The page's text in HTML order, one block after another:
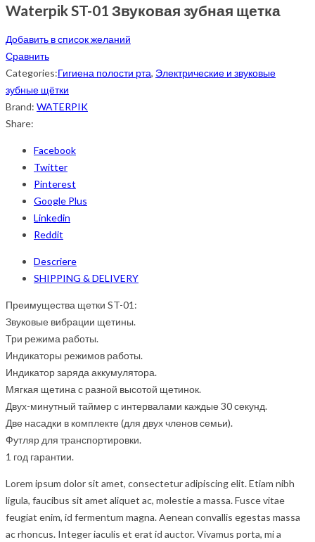
Waterpik ST-01 Звуковая зубная щетка
Добавить в список желаний
Сравнить
Categories:Гигиена полости рта, Электрические и звуковые
зубные щётки
Brand: WATERPIK
Share:
Facebook
Twitter
Pinterest
Google Plus
Linkedin
Reddit
Descriere
SHIPPING & DELIVERY
Преимущества щетки ST-01:
Звуковые вибрации щетины.
Три режима работы.
Индикаторы режимов работы.
Индикатор заряда аккумулятора.
Мягкая щетина с разной высотой щетинок.
Двух-минутный таймер с интервалами каждые 30 секунд.
Две насадки в комплекте (для двух членов семьи).
Футляр для транспортировки.
1 год гарантии.
Lorem ipsum dolor sit amet, consectetur adipiscing elit. Etiam nibh
ligula, faucibus sit amet aliquet ac, molestie a massa. Fusce vitae
feugiat enim, id fermentum magna. Aenean convallis egestas massa
ac rhoncus. Integer iaculis et erat id auctor. Vivamus porta, mi a